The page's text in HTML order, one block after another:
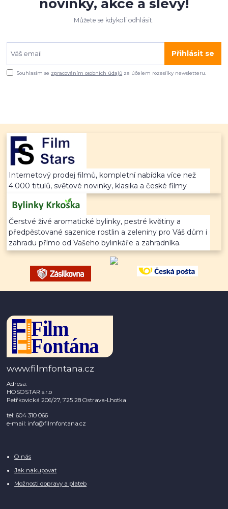
novinky, akce a slevy!
Můžete se kdykoli odhlásit.
Přihlásit se
Souhlasím se zpracováním osobních údajů za účelem rozesílky newsletteru.
Internetový prodej filmů, kompletní nabídka více než
4.000 titulů, světové novinky, klasika a české filmy
Čerstvé živé aromatické bylinky, pestré květiny a
předpěstované sazenice rostlin a zeleniny pro Váš dům i
zahradu přímo od Vašeho bylinkáře a zahradníka.
www.filmfontana.cz
Adresa:
HOSOSTAR s.r.o
Petřkovická 206/27, 725 28 Ostrava-Lhotka
tel: 604 310 066
e-mail: info@filmfontana.cz
O nás
Jak nakupovat
Možnosti dopravy a plateb